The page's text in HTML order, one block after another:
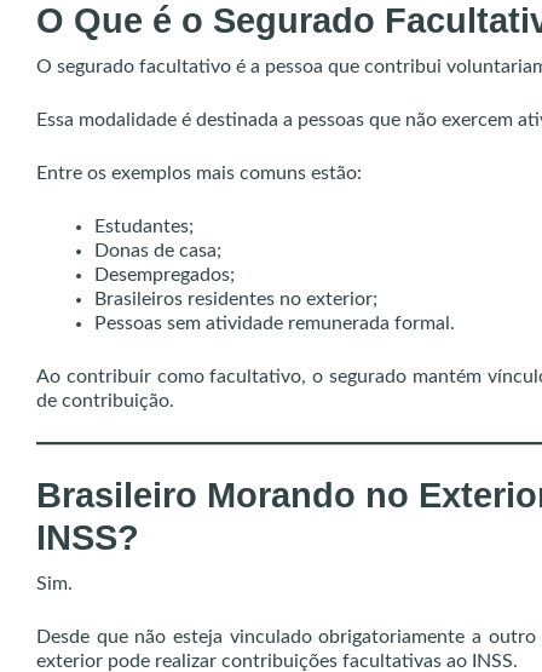
O Que é o Segurado
O segurado facultativo é a pessoa que contribui
Essa modalidade é destinada a pessoas que não exercem
Entre os exemplos mais comuns estão:
Estudantes;
Donas de casa;
Desempregados;
Brasileiros residentes no exterior;
Pessoas sem atividade remunerada formal.
Ao contribuir como facultativo, o segurado mantém
de contribuição.
Brasileiro Morando no
INSS?
Sim.
Desde que não esteja vinculado obrigatoriamente a
exterior pode realizar contribuições facultativas ao INSS.